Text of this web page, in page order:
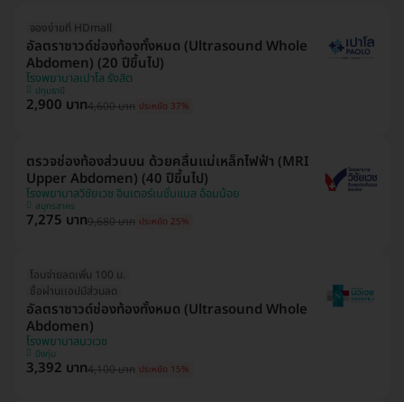
จองง่ายที่ HDmall
อัลตราซาวด์ช่องท้องทั้งหมด (Ultrasound Whole
Abdomen) (20 ปีขึ้นไป)
โรงพยาบาลเปาโล รังสิต
ปทุมธานี
2,900 บาท4,600 บาท ประหยัด 37%
ตรวจช่องท้องส่วนบน ด้วยคลื่นแม่เหล็กไฟฟ้า (MRI
Upper Abdomen) (40 ปีขึ้นไป)
โรงพยาบาลวิชัยเวช อินเตอร์เนชั่นแนล อ้อมน้อย
สมุทรสาคร
7,275 บาท9,680 บาท ประหยัด 25%
โอนจ่ายลดเพิ่ม 100 บ.
ซื้อผ่านเเอปมีส่วนลด
อัลตราซาวด์ช่องท้องทั้งหมด (Ultrasound Whole
Abdomen)
โรงพยาบาลนวเวช
บึงกุ่ม
3,392 บาท4,100 บาท ประหยัด 15%